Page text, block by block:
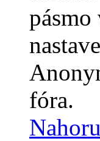
fóra.
Nahoru